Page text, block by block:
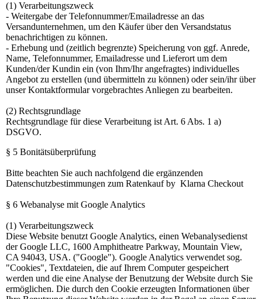
(1) Verarbeitungszweck
- Weitergabe der Telefonnummer/Emailadresse an das
Versandunternehmen, um den Käufer über den Versandstatus
benachrichtigen zu können.
- Erhebung und (zeitlich begrenzte) Speicherung von ggf. Anrede,
Name, Telefonnummer, Emailadresse und Lieferort um dem
Kunden/der Kundin ein (von Ihm/Ihr angefragtes) individuelles
Angebot zu erstellen (und übermitteln zu können) oder sein/ihr über
unser Kontaktformular vorgebrachtes Anliegen zu bearbeiten.
(2) Rechtsgrundlage
Rechtsgrundlage für diese Verarbeitung ist Art. 6 Abs. 1 a)
DSGVO.
§ 5 Bonitätsüberprüfung
Bitte beachten Sie auch nachfolgend die ergänzenden
Datenschutzbestimmungen zum Ratenkauf by Klarna Checkout
§ 6 Webanalyse mit Google Analytics
(1) Verarbeitungszweck
Diese Website benutzt Google Analytics, einen Webanalysedienst
der Google LLC, 1600 Amphitheatre Parkway, Mountain View,
CA 94043, USA. ("Google"). Google Analytics verwendet sog.
"Cookies", Textdateien, die auf Ihrem Computer gespeichert
werden und die eine Analyse der Benutzung der Website durch Sie
ermöglichen. Die durch den Cookie erzeugten Informationen über